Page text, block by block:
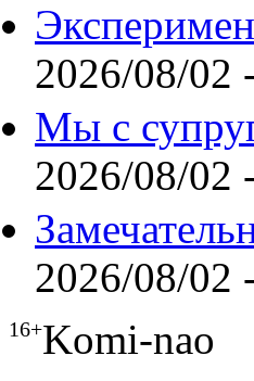
2026/08/02
Мы с
2026/08/02
2026/08/02
16+Komi-nao